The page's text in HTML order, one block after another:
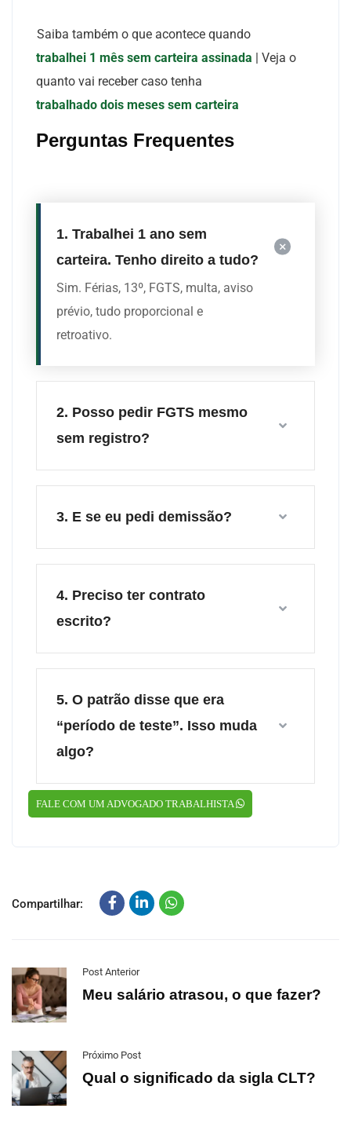
Saiba também o que acontece quando
trabalhei 1 mês sem carteira assinada | Veja o
quanto vai receber caso tenha
trabalhado dois meses sem carteira
Perguntas Frequentes
1. Trabalhei 1 ano sem
carteira. Tenho direito a tudo?
Sim. Férias, 13º, FGTS, multa, aviso
prévio, tudo proporcional e
retroativo.
2. Posso pedir FGTS mesmo
sem registro?
3. E se eu pedi demissão?
4. Preciso ter contrato
escrito?
5. O patrão disse que era
“período de teste”. Isso muda
algo?
FALE COM UM ADVOGADO TRABALHISTA
Compartilhar:
Post Anterior
Meu salário atrasou, o que fazer?
Próximo Post
Qual o significado da sigla CLT?